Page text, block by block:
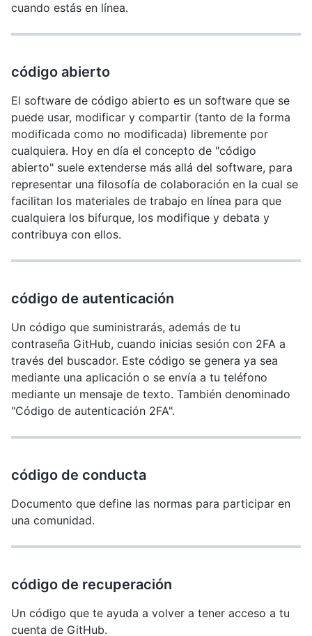
cuando estás en línea.
código abierto
El software de código abierto es un software que se
puede usar, modificar y compartir (tanto de la forma
modificada como no modificada) libremente por
cualquiera. Hoy en día el concepto de "código
abierto" suele extenderse más allá del software, para
representar una filosofía de colaboración en la cual se
facilitan los materiales de trabajo en línea para que
cualquiera los bifurque, los modifique y debata y
contribuya con ellos.
código de autenticación
Un código que suministrarás, además de tu
contraseña GitHub, cuando inicias sesión con 2FA a
través del buscador. Este código se genera ya sea
mediante una aplicación o se envía a tu teléfono
mediante un mensaje de texto. También denominado
"Código de autenticación 2FA".
código de conducta
Documento que define las normas para participar en
una comunidad.
código de recuperación
Un código que te ayuda a volver a tener acceso a tu
cuenta de GitHub.